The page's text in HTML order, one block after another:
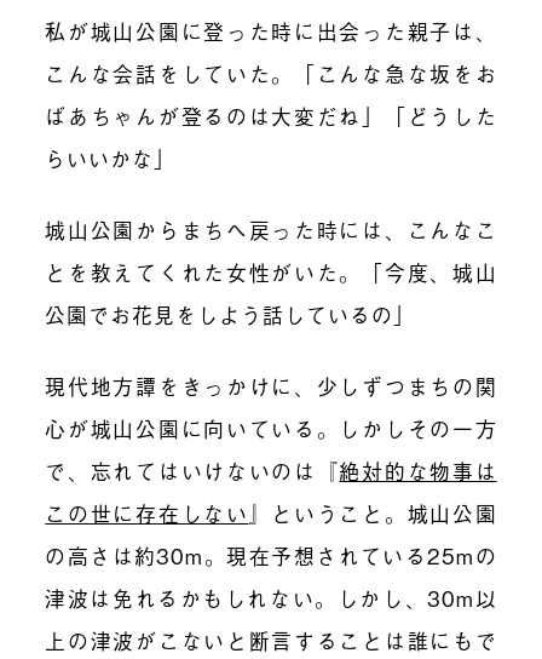
私が城山公園に登った時に出会った親子は、
こんな会話をしていた。「こんな急な坂をお
ばあちゃんが登るのは大変だね」「どうした
らいいかな」
城山公園からまちへ戻った時には、こんなこ
とを教えてくれた女性がいた。「今度、城山
公園でお花見をしよう話しているの」
現代地方譚をきっかけに、少しずつまちの関
心が城山公園に向いている。しかしその一方
で、忘れてはいけないのは『絶対的な物事は
この世に存在しない 』ということ。城山公園
の高さは約30m。現在予想されている25mの
津波は免れるかもしれない。しかし、30m以
上の津波がこないと断言することは誰にもで